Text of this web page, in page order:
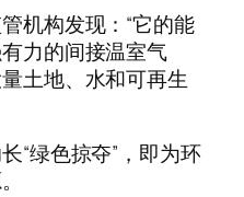
机构发现：“它的能
力的间接温室气
土地、水和可再生
“绿色掠夺”，即为环